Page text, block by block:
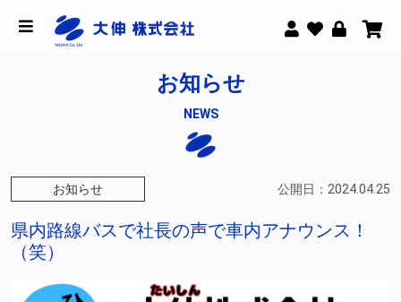
お知らせ
NEWS
お知らせ 公開日：2024.04.25
県内路線バスで社長の声で車内アナウンス！
（笑）